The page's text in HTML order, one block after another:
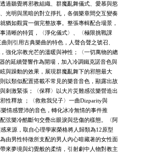
過聽覺將邪教組織、群魔亂舞儀式、愛慕與慾
光明與黑暗的對立掙扎，各個樂章間交互變奏
猶如觀賞一個完整故事。整張專輯配合場景，
清晰的特質，〈淨化儀式〉、〈極限挑戰課
則引用古典樂曲的特色，人聲合聲之號召、
強化宗教光芒的溫暖與神性；〈一切萬物的總
的延續聲響作為開場，加入冷調鐵克諾音色與
與躁動的效果，展現群魔亂舞下的邪態最大
以類似配置搭載不常見的樂音音色，顯露出故
刺激緊張；〈保釋〉以大片災難感弦樂營造出
性釋放 ；〈救救我兒子〉一曲Dizparity與
情感豐沛的音色，轉化冰冷無情的事件推
弦樂冷酷斷句交疊出眼淚與悲傷的樣態。〈阿
來源，取自心理學家榮格將人歸類為12原型
由男性特徵所支配的男人內心暗藏著的女性面
來夢境與幻覺般的柔情，引射劇中人物對教主